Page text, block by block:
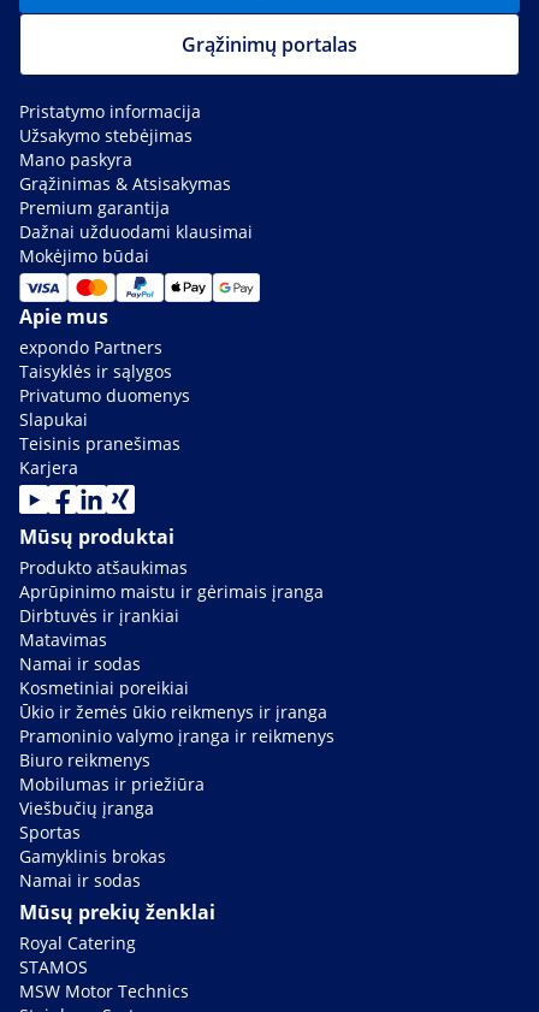
Grąžinimų portalas
Pristatymo informacija
Užsakymo stebėjimas
Mano paskyra
Grąžinimas & Atsisakymas
Premium garantija
Dažnai užduodami klausimai
Mokėjimo būdai
Apie mus
expondo Partners
Taisyklės ir sąlygos
Privatumo duomenys
Slapukai
Teisinis pranešimas
Karjera
Mūsų produktai
Produkto atšaukimas
Aprūpinimo maistu ir gėrimais įranga
Dirbtuvės ir įrankiai
Matavimas
Namai ir sodas
Kosmetiniai poreikiai
Ūkio ir žemės ūkio reikmenys ir įranga
Pramoninio valymo įranga ir reikmenys
Biuro reikmenys
Mobilumas ir priežiūra
Viešbučių įranga
Sportas
Gamyklinis brokas
Namai ir sodas
Mūsų prekių ženklai
Royal Catering
STAMOS
MSW Motor Technics